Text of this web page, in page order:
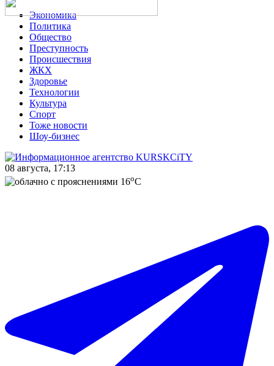
Экономика
Политика
Общество
Преступность
Происшествия
ЖКХ
Здоровье
Технологии
Культура
Спорт
Тоже новости
Шоу-бизнес
08 августа, 17:13
16oC